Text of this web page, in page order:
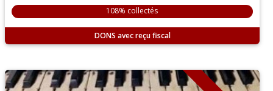
108% collectés
DONS